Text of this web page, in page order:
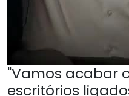
"Vamos acabar
escritórios